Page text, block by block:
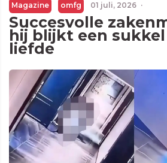
Magazine omfg 01 juli, 2026 ·
Succesvolle
hij blijkt een
liefde